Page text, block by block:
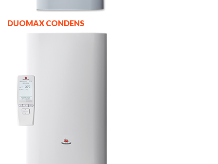
DUOMAX CONDENS